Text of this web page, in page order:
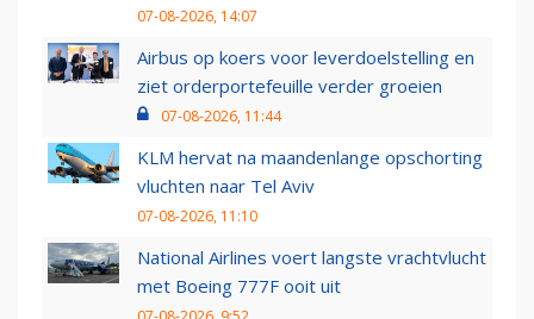
07-08-2026, 14:07
Airbus op koers voor leverdoelstelling en
ziet orderportefeuille verder groeien
07-08-2026, 11:44
KLM hervat na maandenlange opschorting
vluchten naar Tel Aviv
07-08-2026, 11:10
National Airlines voert langste vrachtvlucht
met Boeing 777F ooit uit